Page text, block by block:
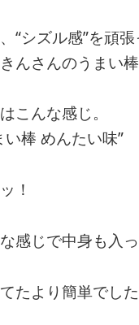
“シズル感”を頑
んさんのうまい棒
こんな感じ。
い棒 めんたい味”
！
感じで中身も入っ
たより簡単でした